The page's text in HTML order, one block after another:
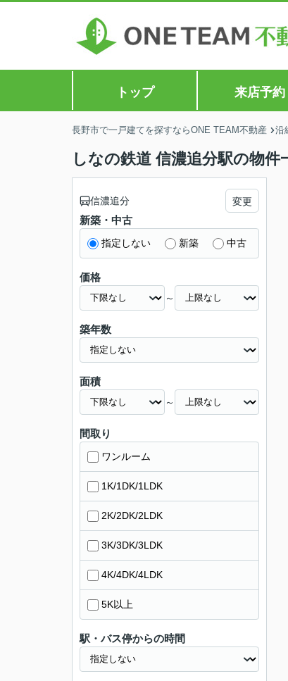
トップ 来店予約
長野市で一戸建てを探すならONE TEAM不動産 沿
しなの鉄道 信濃追分駅の物件
信濃追分 変更
新築・中古
指定しない 新築 中古
価格
～
築年数
面積
～
間取り
ワンルーム
1K/1DK/1LDK
2K/2DK/2LDK
3K/3DK/3LDK
4K/4DK/4LDK
5K以上
駅・バス停からの時間